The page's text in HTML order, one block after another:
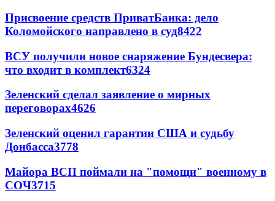
Присвоение средств ПриватБанка: дело
Коломойского направлено в суд8422
ВСУ получили новое снаряжение Бундесвера:
что входит в комплект6324
Зеленский сделал заявление о мирных
переговорах4626
Зеленский оценил гарантии США и судьбу
Донбасса3778
Майора ВСП поймали на "помощи" военному в
СОЧ3715